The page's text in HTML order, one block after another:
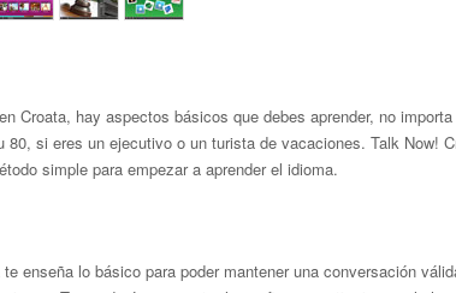
Croata, hay aspectos básicos que debes aprender, no
80, si eres un ejecutivo o un turista de vacaciones. Talk Now!
simple para empezar a aprender el idioma.
enseña lo básico para poder mantener una conversación